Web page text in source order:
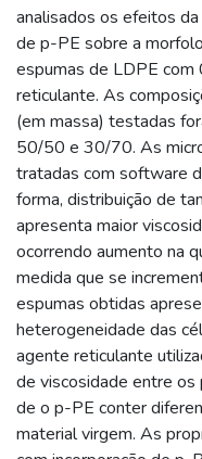
analisados os efeitos
de p-PE sobre a
espumas de LDPE
reticulante. As
(em massa) testadas
50/50 e 30/70. As
tratadas com software
forma, distribuição de
apresenta maior
ocorrendo aumento na
medida que se
espumas obtidas
heterogeneidade das
agente reticulante
de viscosidade entre
de o p-PE conter
material virgem. As